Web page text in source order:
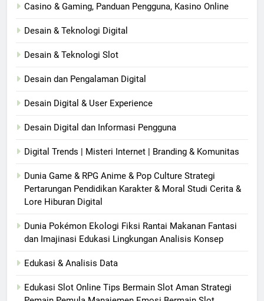
Casino & Gaming, Panduan Pengguna, Kasino Online
Desain & Teknologi Digital
Desain & Teknologi Slot
Desain dan Pengalaman Digital
Desain Digital & User Experience
Desain Digital dan Informasi Pengguna
Digital Trends | Misteri Internet | Branding & Komunitas
Dunia Game & RPG Anime & Pop Culture Strategi
Pertarungan Pendidikan Karakter & Moral Studi Cerita &
Lore Hiburan Digital
Dunia Pokémon Ekologi Fiksi Rantai Makanan Fantasi
dan Imajinasi Edukasi Lingkungan Analisis Konsep
Edukasi & Analisis Data
Edukasi Slot Online Tips Bermain Slot Aman Strategi